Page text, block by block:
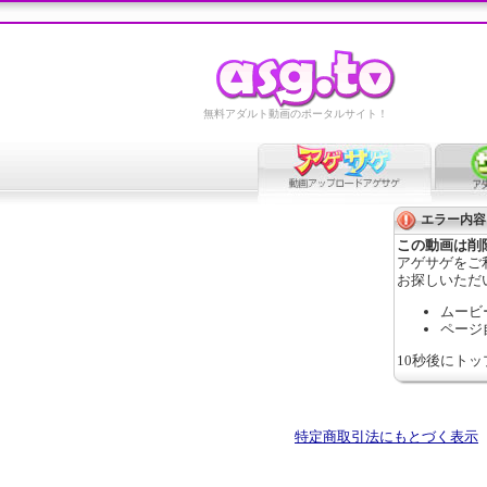
無料アダルト動画のポータルサイト！
エラー内容
この動画は削
アゲサゲをご
お探しいただ
ムービ
ページ
10秒後にト
特定商取引法にもとづく表示